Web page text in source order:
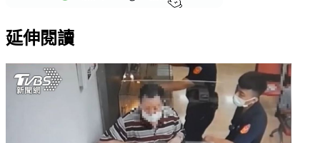
延伸閱讀